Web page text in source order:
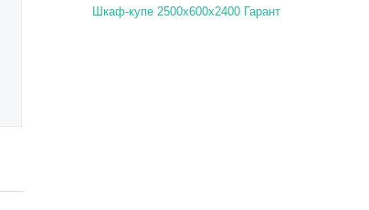
Шкаф-купе 2500х600х2400 Гарант